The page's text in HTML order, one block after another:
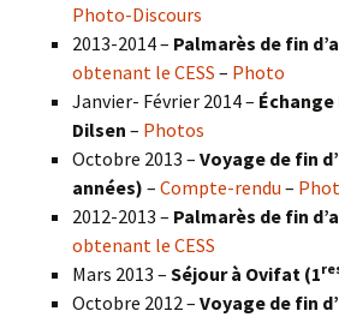
Photo-Discours
2013-2014 – Palmarès de fin
obtenant le CESS – Photo
Janvier- Février 2014 –
Dilsen – Photos
Octobre 2013 – Voyage de fin
années) – Compte-rendu –
2012-2013 – Palmarès de fin
obtenant le CESS
Mars 2013 – Séjour à Ovifat (1
Octobre 2012 – Voyage de fin